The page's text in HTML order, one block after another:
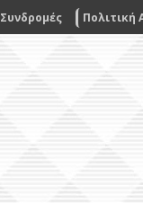
Συνδρομές Πολιτική